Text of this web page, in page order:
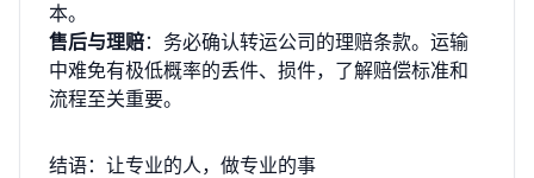
本。
售后与理赔：务必确认转运公司的理赔条款。运输
中难免有极低概率的丢件、损件，了解赔偿标准和
流程至关重要。
结语：让专业的人，做专业的事